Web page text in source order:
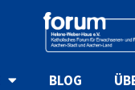
BLOG